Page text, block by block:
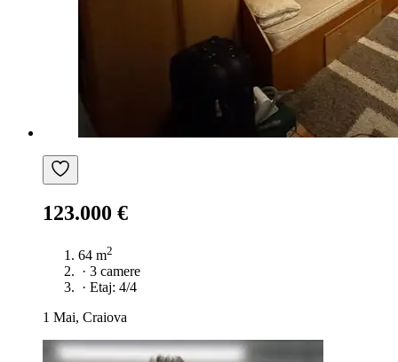
123.000 €
64 m2
· 3 camere
· Etaj: 4/4
1 Mai, Craiova